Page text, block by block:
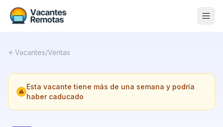
Nosotros
Contacto
Vacantes/Ventas
Esta vacante tiene más de una semana y podría
haber caducado